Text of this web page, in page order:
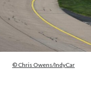
© Chris Owens/IndyCar